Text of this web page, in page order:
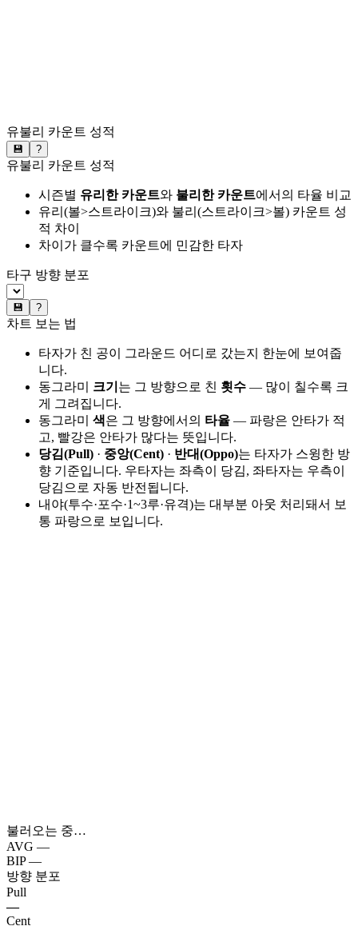
유불리 카운트 성적
💾 ?
유불리 카운트 성적
시즌별 유리한 카운트와 불리한 카운트에서의 타율 비교
유리(볼>스트라이크)와 불리(스트라이크>볼) 카운트 성
적 차이
차이가 클수록 카운트에 민감한 타자
타구 방향 분포
💾 ?
차트 보는 법
타자가 친 공이 그라운드 어디로 갔는지 한눈에 보여줍
니다.
동그라미 크기 는 그 방향으로 친 횟수 — 많이 칠수록 크
게 그려집니다.
동그라미 색은 그 방향에서의 타율 — 파랑은 안타가 적
고, 빨강은 안타가 많다는 뜻입니다.
당김(Pull) · 중앙(Cent) · 반대(Oppo)는 타자가 스윙한 방
향 기준입니다. 우타자는 좌측이 당김, 좌타자는 우측이
당김으로 자동 반전됩니다.
내야(투수·포수·1~3루·유격)는 대부분 아웃 처리돼서 보
통 파랑으로 보입니다.
불러오는 중…
AVG —
BIP —
방향 분포
Pull
—
Cent